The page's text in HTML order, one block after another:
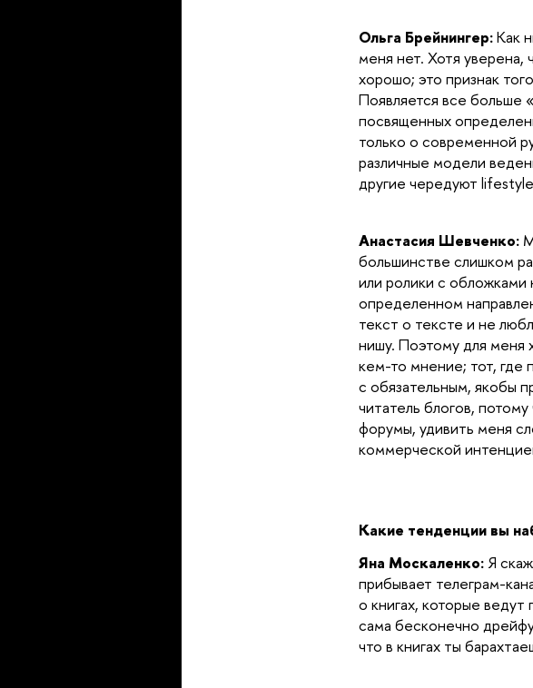
Ольга Брейнингер:Как
меня нет. Хотя уверена,
хорошо; это признак
Появляется все больше
посвященных
только о современной
различные модели
другие чередуют
Анастасия Шевченко:
большинстве слишком
или ролики с обложками
определенном
текст о тексте и не
нишу. Поэтому для меня
кем-то мнение; тот, где
с обязательным, якобы
читатель блогов,
форумы, удивить меня
коммерческой
Какие тенденции вы
Яна Москаленко: Я
прибывает телеграм-
о книгах, которые
сама бесконечно
что в книгах ты